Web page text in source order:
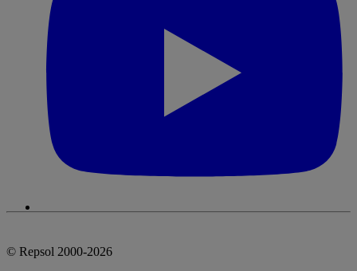
© Repsol 2000-2026